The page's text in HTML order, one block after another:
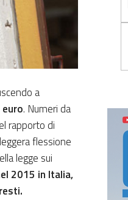
a
. Numeri da
rapporto di
flessione
legge sui
2015 in Italia,